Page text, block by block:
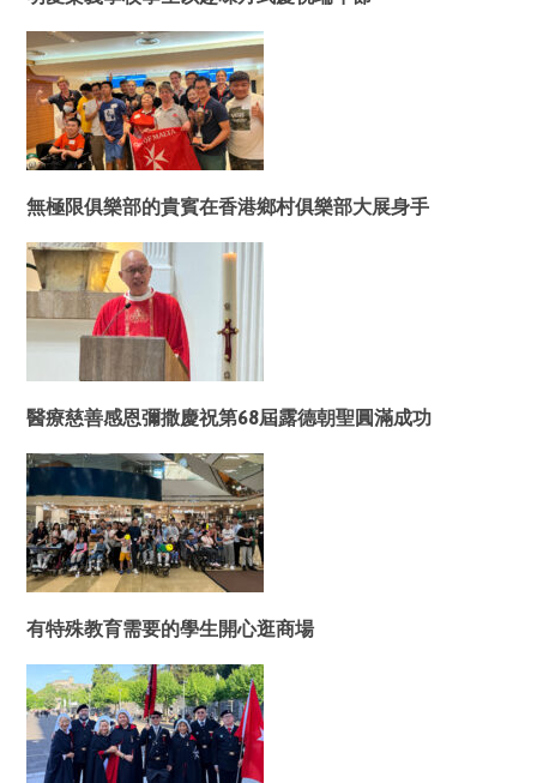
無極限俱樂部的貴賓在香港鄉村俱樂部大展身手
醫療慈善感恩彌撒慶祝第68屆露德朝聖圓滿成功
有特殊教育需要的學生開心逛商場